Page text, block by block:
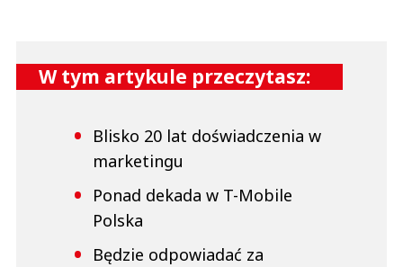
W tym artykule przeczytasz:
Blisko 20 lat doświadczenia w
marketingu
Ponad dekada w T-Mobile
Polska
Będzie odpowiadać za